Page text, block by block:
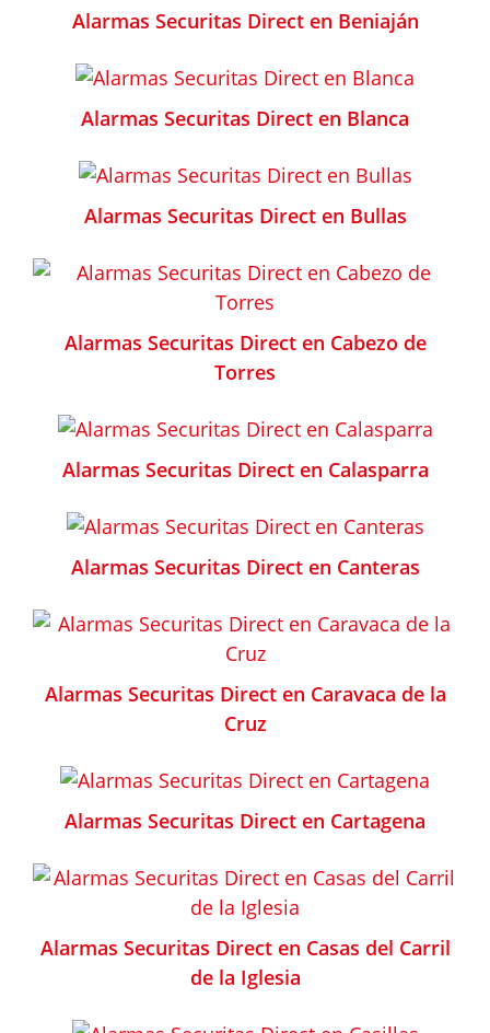
Alarmas Securitas Direct en Beniaján
Alarmas Securitas Direct en Blanca
Alarmas Securitas Direct en Bullas
Alarmas Securitas Direct en Cabezo de
Torres
Alarmas Securitas Direct en Calasparra
Alarmas Securitas Direct en Canteras
Alarmas Securitas Direct en Caravaca de la
Cruz
Alarmas Securitas Direct en Cartagena
Alarmas Securitas Direct en Casas del Carril
de la Iglesia